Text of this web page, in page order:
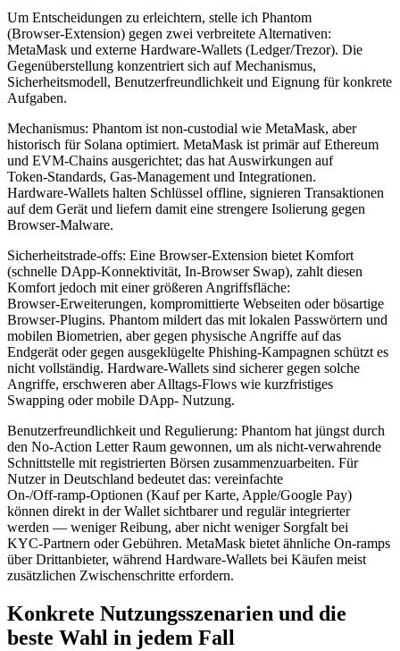
Um Entscheidungen zu erleichtern, stelle ich Phantom
(Browser‑Extension) gegen zwei verbreitete Alternativen:
MetaMask und externe Hardware-Wallets (Ledger/Trezor). Die
Gegenüberstellung konzentriert sich auf Mechanismus,
Sicherheitsmodell, Benutzerfreundlichkeit und Eignung für konkrete
Aufgaben.
Mechanismus: Phantom ist non-custodial wie MetaMask, aber
historisch für Solana optimiert. MetaMask ist primär auf Ethereum
und EVM‑Chains ausgerichtet; das hat Auswirkungen auf
Token‑Standards, Gas‑Management und Integrationen.
Hardware‑Wallets halten Schlüssel offline, signieren Transaktionen
auf dem Gerät und liefern damit eine strengere Isolierung gegen
Browser‑Malware.
Sicherheitstrade-offs: Eine Browser‑Extension bietet Komfort
(schnelle DApp‑Konnektivität, In‑Browser Swap), zahlt diesen
Komfort jedoch mit einer größeren Angriffsfläche:
Browser‑Erweiterungen, kompromittierte Webseiten oder bösartige
Browser‑Plugins. Phantom mildert das mit lokalen Passwörtern und
mobilen Biometrien, aber gegen physische Angriffe auf das
Endgerät oder gegen ausgeklügelte Phishing‑Kampagnen schützt es
nicht vollständig. Hardware‑Wallets sind sicherer gegen solche
Angriffe, erschweren aber Alltags‑Flows wie kurzfristiges
Swapping oder mobile DApp‑ Nutzung.
Benutzerfreundlichkeit und Regulierung: Phantom hat jüngst durch
den No‑Action Letter Raum gewonnen, um als nicht-verwahrende
Schnittstelle mit registrierten Börsen zusammenzuarbeiten. Für
Nutzer in Deutschland bedeutet das: vereinfachte
On‑/Off‑ramp‑Optionen (Kauf per Karte, Apple/Google Pay)
können direkt in der Wallet sichtbarer und regulär integrierter
werden — weniger Reibung, aber nicht weniger Sorgfalt bei
KYC‑Partnern oder Gebühren. MetaMask bietet ähnliche On‑ramps
über Drittanbieter, während Hardware‑Wallets bei Käufen meist
zusätzlichen Zwischenschritte erfordern.
Konkrete Nutzungsszenarien und die
beste Wahl in jedem Fall